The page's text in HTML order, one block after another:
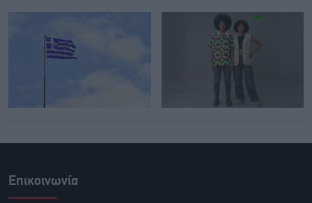
Επικοινωνία